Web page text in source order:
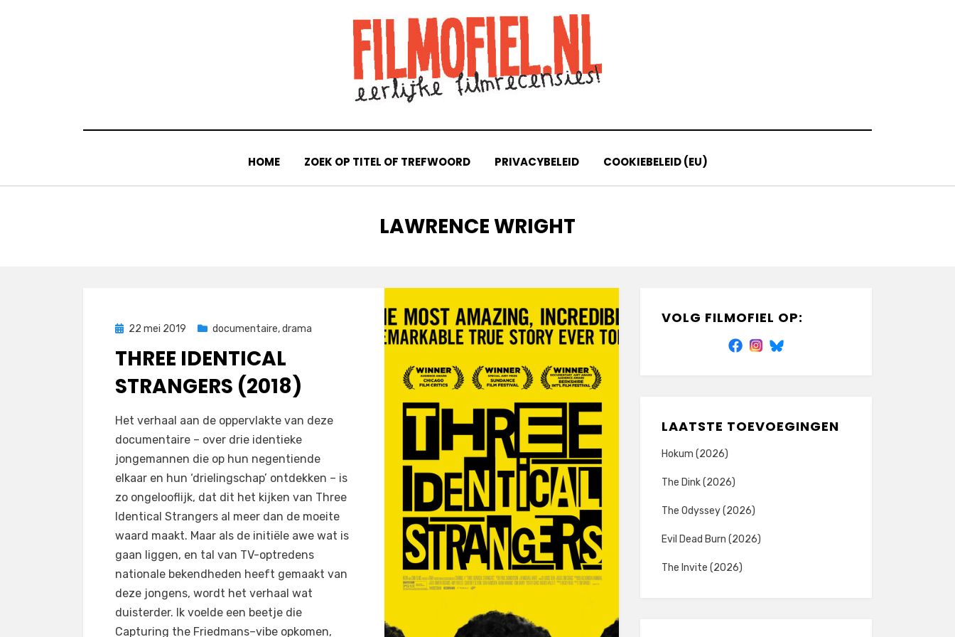
HOME ZOEK OP TITEL OF TREFWOORD PRIVACYBELEID COOKIEBELEID (EU)
TAG
:
LAWRENCE WRIGHT
Geplaatst
22 mei 2019 documentaire,drama
THREE IDENTICAL
STRANGERS (2018)
doorFilmofiel.nl
Laat een reactie achterop
Three
Strangers
(2018)
Het verhaal aan de oppervlakte van deze
documentaire – over drie identieke
jongemannen die op hun negentiende
elkaar en hun ‘drielingschap’ ontdekken – is
zo ongelooflijk, dat dit het kijken van Three
Identical Strangers al meer dan de moeite
waard maakt. Maar als de initiële awe wat is
gaan liggen, en tal van TV-optredens
nationale bekendheden heeft gemaakt van
deze jongens, wordt het verhaal wat
duisterder. Ik voelde een beetje die
Capturing the Friedmans–vibe opkomen,
VOLG FILMOFIEL OP:
LAATSTE TOEVOEGINGEN
Hokum (2026)
The Dink (2026)
The Odyssey (2026)
Evil Dead Burn (2026)
The Invite (2026)